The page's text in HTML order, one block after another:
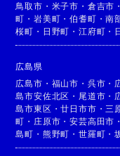
鳥取市 ・ 米子市 ・ 倉吉市
町 ・岩美町 ・伯耆町 ・南
桜町 ・ 日野町 ・江府町 ・
広島県
広島市 ・ 福山市 ・ 呉市 ・
島市安佐北区 ・ 尾道市 ・
島市東区 ・廿日市市 ・ 三
町 ・ 庄原市 ・安芸高田市
島町 ・ 熊野町 ・世羅町 ・